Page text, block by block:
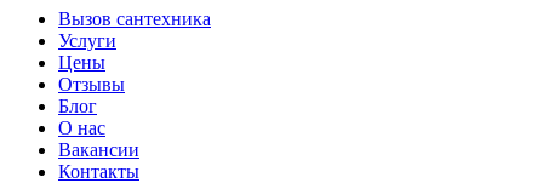
Вызов сантехника
Услуги
Цены
Отзывы
Блог
О нас
Вакансии
Контакты